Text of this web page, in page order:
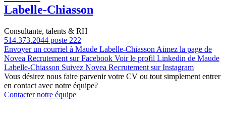
Labelle-Chiasson
Consultante, talents & RH
514.373.2044 poste 222
Envoyer un courriel à Maude Labelle-Chiasson Aimez la page de
Novea Recrutement sur Facebook Voir le profil Linkedin de Maude
Labelle-Chiasson Suivez Novea Recrutement sur Instagram
Vous désirez nous faire parvenir votre CV ou tout simplement entrer
en contact avec notre équipe?
Contacter notre équipe